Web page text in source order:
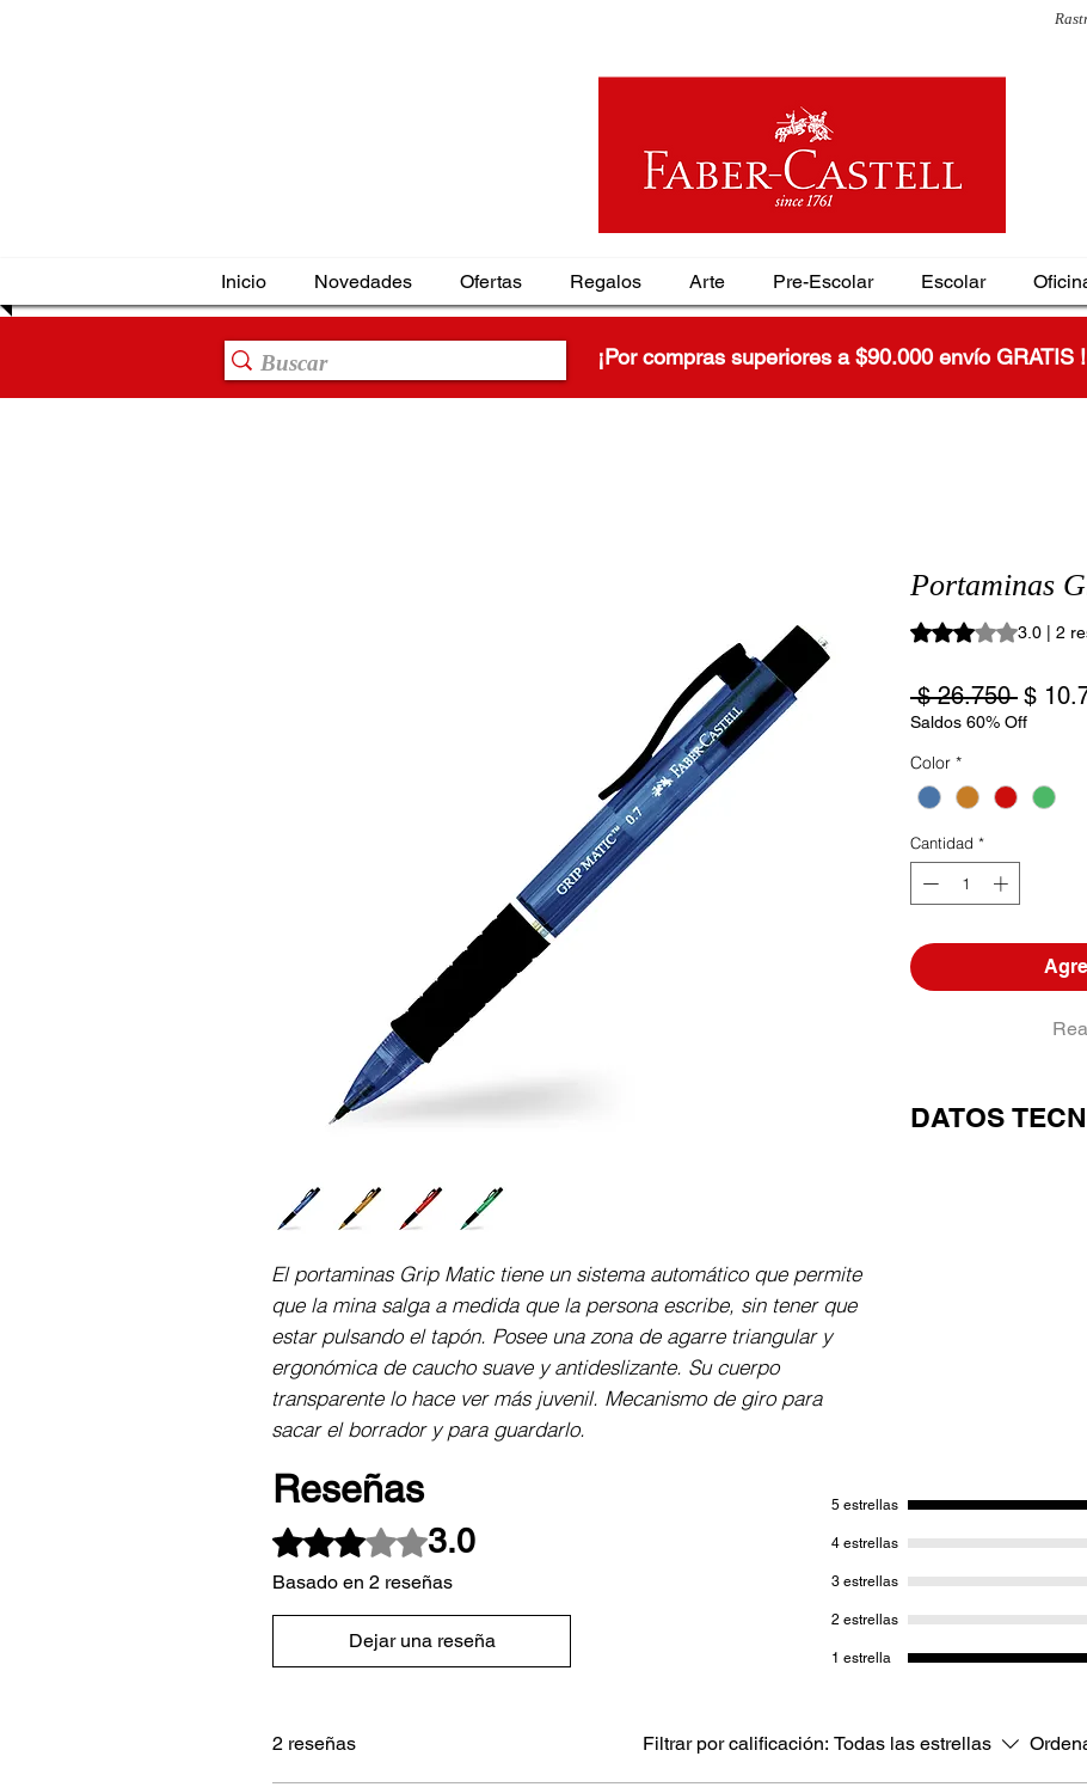
Inicio Novedades Ofertas Regalos Arte Pre-Escolar Escolar
¡Por compras superiores a $90.000 envío GRATIS !
El portaminas Grip Matic tiene un sistema automático que permite
que la mina salga a medida que la persona escribe, sin tener que
estar pulsando el tapón. Posee una zona de agarre triangular y
ergonómica de caucho suave y antideslizante. Su cuerpo
transparente lo hace ver más juvenil. Mecanismo de giro para
sacar el borrador y para guardarlo.
Portaminas
Según 2 reseñas, la
3.0 | 2
$ 26.750 Precio
$
Saldos 60% Off
Color *
Cantidad *
DATOS
Reseñas
Obtuvo 3 de 5 estrellas.
3.0
Basado en 2 reseñas
Dejar una reseña
5 estrellas
4 estrellas
3 estrellas
2 estrellas
1 estrella
2 reseñas Filtrar por calificación: Todas las estrellas